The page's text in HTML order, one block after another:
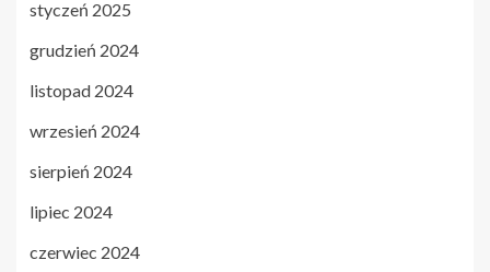
styczeń 2025
grudzień 2024
listopad 2024
wrzesień 2024
sierpień 2024
lipiec 2024
czerwiec 2024